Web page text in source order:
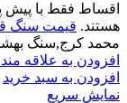
هستند. قیمت سنگ
محمد کرج,سنگ
افزودن به علاقه
افزودن به سبد خرید
نمایش سریع